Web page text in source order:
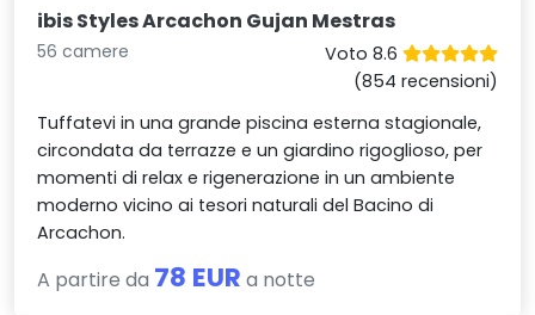
ibis Styles Arcachon Gujan Mestras
56 camere
Voto 8.6
(854 recensioni)
Tuffatevi in una grande piscina esterna stagionale,
circondata da terrazze e un giardino rigoglioso, per
momenti di relax e rigenerazione in un ambiente
moderno vicino ai tesori naturali del Bacino di
Arcachon.
A partire da 78 EUR a notte